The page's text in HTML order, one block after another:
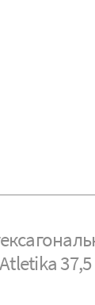
37,5